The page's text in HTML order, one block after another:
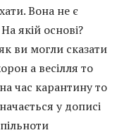
Вона не є
якій основі?
ви могли сказати
а весілля то
час карантину то
у дописі